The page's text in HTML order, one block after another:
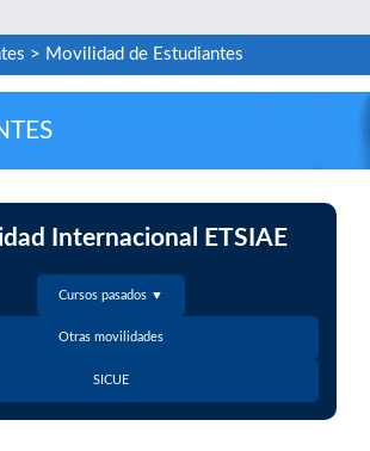
> Movilidad de Estudiantes
Internacional ETSIAE
Cursos pasados ▼
Otras movilidades
SICUE